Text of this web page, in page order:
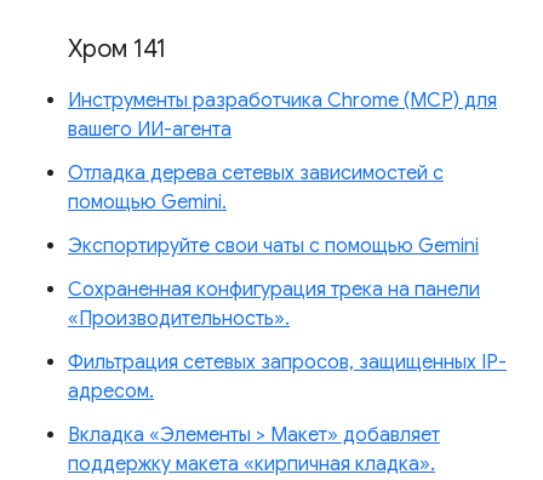
Хром 141
Инструменты разработчика Chrome (MCP) для
вашего ИИ-агента
Отладка дерева сетевых зависимостей с
помощью Gemini.
Экспортируйте свои чаты с помощью Gemini
Сохраненная конфигурация трека на панели
«Производительность».
Фильтрация сетевых запросов, защищенных IP-
адресом.
Вкладка «Элементы > Макет» добавляет
поддержку макета «кирпичная кладка».